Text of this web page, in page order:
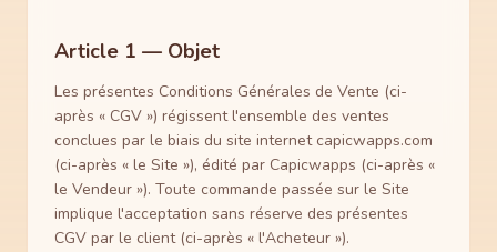
Article 1 — Objet
Les présentes Conditions Générales de Vente (ci-
après « CGV ») régissent l'ensemble des ventes
conclues par le biais du site internet capicwapps.com
(ci-après « le Site »), édité par Capicwapps (ci-après «
le Vendeur »). Toute commande passée sur le Site
implique l'acceptation sans réserve des présentes
CGV par le client (ci-après « l'Acheteur »).